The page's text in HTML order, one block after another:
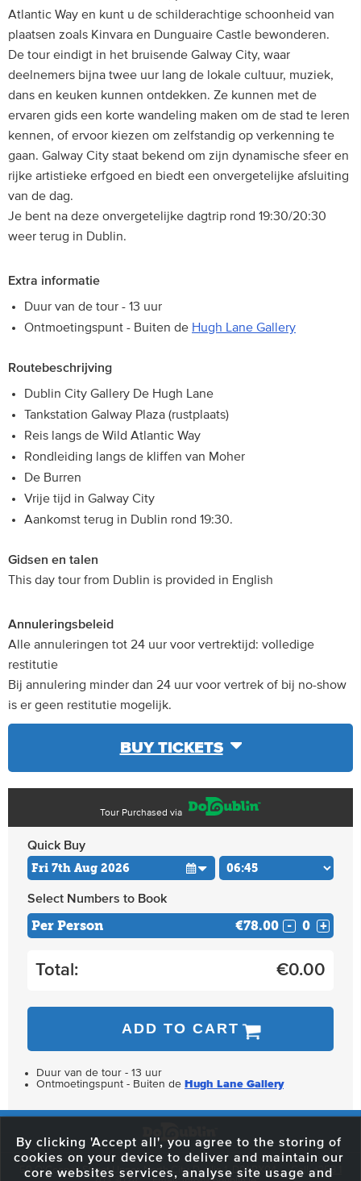
Atlantic Way en kunt u de schilderachtige schoonheid van
plaatsen zoals Kinvara en Dunguaire Castle bewonderen.
De tour eindigt in het bruisende Galway City, waar
deelnemers bijna twee uur lang de lokale cultuur, muziek,
dans en keuken kunnen ontdekken. Ze kunnen met de
ervaren gids een korte wandeling maken om de stad te leren
kennen, of ervoor kiezen om zelfstandig op verkenning te
gaan. Galway City staat bekend om zijn dynamische sfeer en
rijke artistieke erfgoed en biedt een onvergetelijke afsluiting
van de dag.
Je bent na deze onvergetelijke dagtrip rond 19:30/20:30
weer terug in Dublin.
Extra informatie
Duur van de tour - 13 uur
Ontmoetingspunt - Buiten de Hugh Lane Gallery
Routebeschrijving
Dublin City Gallery De Hugh Lane
Tankstation Galway Plaza (rustplaats)
Reis langs de Wild Atlantic Way
Rondleiding langs de kliffen van Moher
De Burren
Vrije tijd in Galway City
Aankomst terug in Dublin rond 19:30.
Gidsen en talen
This day tour from Dublin is provided in English
Annuleringsbeleid
Alle annuleringen tot 24 uur voor vertrektijd: volledige
restitutie
Bij annulering minder dan 24 uur voor vertrek of bij no-show
is er geen restitutie mogelijk.
BUY TICKETS
Tour Purchased via
Quick Buy
Select Numbers to Book
Per Person €78.00 - +
Total: €0.00
ADD TO CART
Duur van de tour - 13 uur
Ontmoetingspunt - Buiten de Hugh Lane Gallery
59 O'Connell Street Upper, North City, Dublin 1, D01 RX04 Call:+353 1
By clicking 'Accept all', you agree to the storing of
cookies on your device to deliver and maintain our
core websites services, analyse site usage and